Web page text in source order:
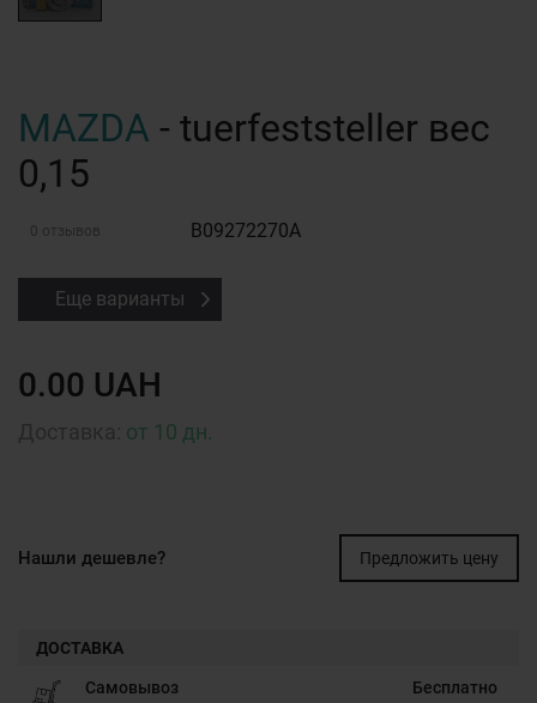
MAZDA - tuerfeststeller вес
0,15
0 отзывов B09272270A
Еще варианты
0.00 UAH
от 10 дн.
Нашли дешевле? Предложить цену
ДОСТАВКА
Самовывоз Бесплатно